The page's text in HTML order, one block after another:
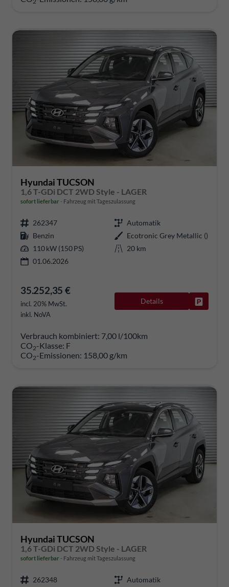
Hyundai TUCSON
1,6 T-GDi DCT 2WD Style - LAGER
sofort lieferbar Fahrzeug mit Tageszulassung
262347
Automatik
Benzin
Ecotronic Grey Metallic ()
110 kW (150 PS)
20 km
01.06.2026
35.252,35 €
incl. 20% MwSt.
inkl. NoVA
Details
Verbrauch kombiniert: 7,00 l/100km
CO2-Klasse: F
CO2-Emissionen: 158,00 g/km
Hyundai TUCSON
1,6 T-GDi DCT 2WD Style - LAGER
sofort lieferbar Fahrzeug mit Tageszulassung
262348
Automatik